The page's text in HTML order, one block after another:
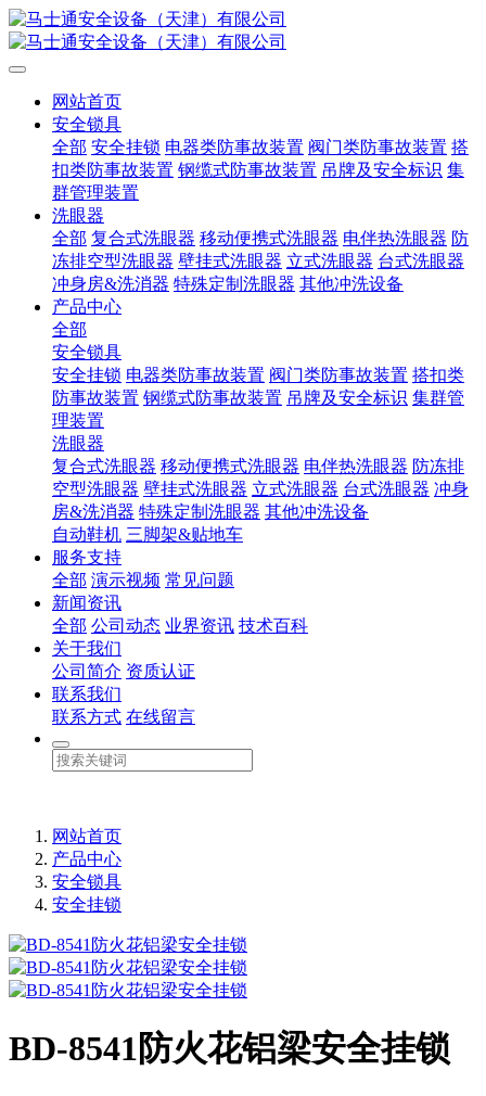
网站首页
安全锁具
全部 安全挂锁 电器类防事故装置 阀门类防事故装置 搭
扣类防事故装置 钢缆式防事故装置 吊牌及安全标识 集
群管理装置
洗眼器
全部 复合式洗眼器 移动便携式洗眼器 电伴热洗眼器 防
冻排空型洗眼器 壁挂式洗眼器 立式洗眼器 台式洗眼器
冲身房&洗消器 特殊定制洗眼器 其他冲洗设备
产品中心
全部
安全锁具
安全挂锁 电器类防事故装置 阀门类防事故装置 搭扣类
防事故装置 钢缆式防事故装置 吊牌及安全标识 集群管
理装置
洗眼器
复合式洗眼器 移动便携式洗眼器 电伴热洗眼器 防冻排
空型洗眼器 壁挂式洗眼器 立式洗眼器 台式洗眼器 冲身
房&洗消器 特殊定制洗眼器 其他冲洗设备
自动鞋机 三脚架&贴地车
服务支持
全部 演示视频 常见问题
新闻资讯
全部 公司动态 业界资讯 技术百科
关于我们
公司简介 资质认证
联系我们
联系方式 在线留言
网站首页
产品中心
安全锁具
安全挂锁
BD-8541防火花铝梁安全挂锁